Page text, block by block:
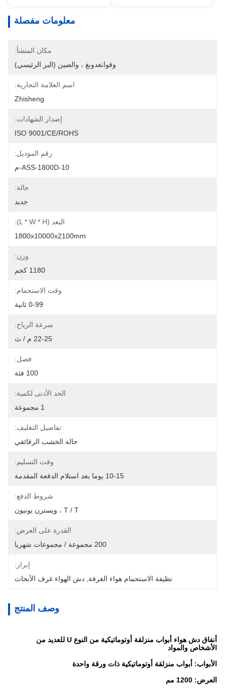
معلومات مفصلة
مكان المنشأ:
وقوانغدونغ ، والصين (البر الرئيسي)
اسم العلامة التجارية:
Zhisheng
إصدار الشهادات:
ISO 9001/CE/ROHS
رقم الموديل:
ASS-1800D-10-م
حالة:
جديد
البعد (L * W * H):
1800x10000x2100mm
وزن:
1180 كجم
وقت الاستحمام:
0-99 ثانية
سرعة الرياح:
22-25 م / ث
فصل:
100 فئة
الحد الأدنى لكمية:
1 مجموعة
تفاصيل التغليف:
حالة الخشب الرقائقي
وقت التسليم:
10-15 يوما بعد استلام الدفعة المقدمة
شروط الدفع:
T / T ، ويسترن يونيون
القدرة على العرض:
200 مجموعة / مجموعات شهريا
إبراز:
نظيفة الاستحمام هواء الغرفة دش الهواء غرف الأبحاث
وصف المنتج
أنفاق دش هواء أبواب منزلقة أوتوماتيكية من النوع U للعديد من
الأشخاص والمواد
الأبواب: أبواب منزلقة أوتوماتيكية ذات ورقة واحدة
العرض: 1200 مم